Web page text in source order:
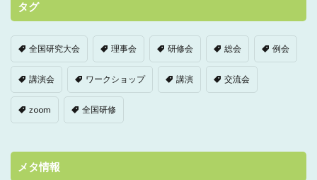
タグ
全国研究大会 理事会 研修会 総会 例会
講演会 ワークショップ 講演 交流会
zoom 全国研修
メタ情報